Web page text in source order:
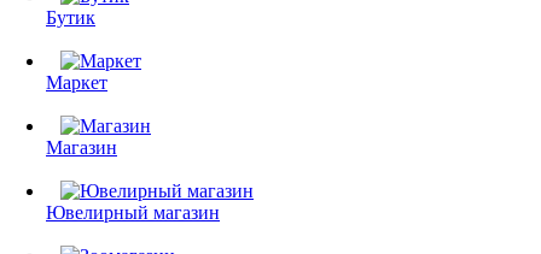
Бутик
Маркет
Магазин
Ювелирный магазин